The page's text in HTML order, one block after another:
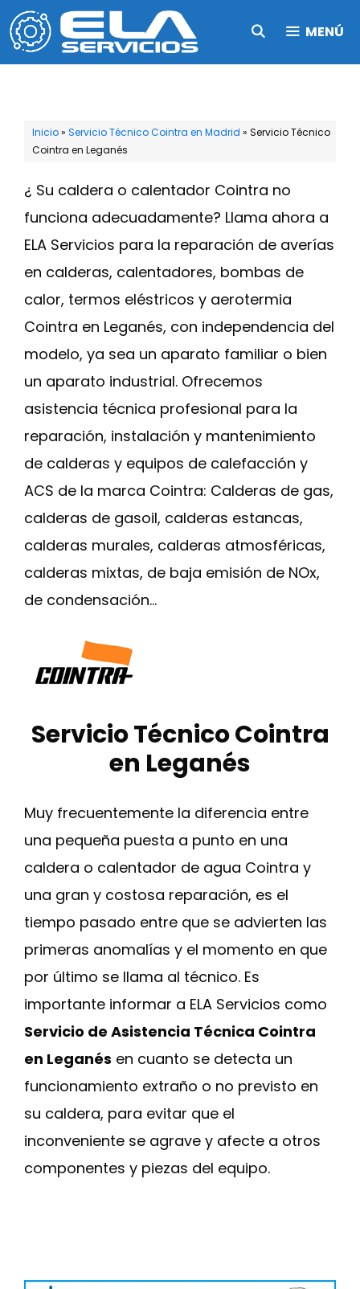
Saltar
al
contenido
MENÚ
Inicio» Servicio Técnico Cointra en Madrid » Servicio Técnico
Cointra en Leganés
¿ Su caldera o calentador Cointra no
funciona adecuadamente? Llama ahora a
ELA Servicios para la reparación de averías
en calderas, calentadores, bombas de
calor, termos eléstricos y aerotermia
Cointra en Leganés, con independencia del
modelo, ya sea un aparato familiar o bien
un aparato industrial. Ofrecemos
asistencia técnica profesional para la
reparación, instalación y mantenimiento
de calderas y equipos de calefacción y
ACS de la marca Cointra: Calderas de gas,
calderas de gasoil, calderas estancas,
calderas murales, calderas atmosféricas,
calderas mixtas, de baja emisión de NOx,
de condensación…
Servicio Técnico Cointra
en Leganés
Muy frecuentemente la diferencia entre
una pequeña puesta a punto en una
caldera o calentador de agua Cointra y
una gran y costosa reparación, es el
tiempo pasado entre que se advierten las
primeras anomalías y el momento en que
por último se llama al técnico. Es
importante informar a ELA Servicios como
Servicio de Asistencia Técnica Cointra
en Leganés en cuanto se detecta un
funcionamiento extraño o no previsto en
su caldera, para evitar que el
inconveniente se agrave y afecte a otros
componentes y piezas del equipo.